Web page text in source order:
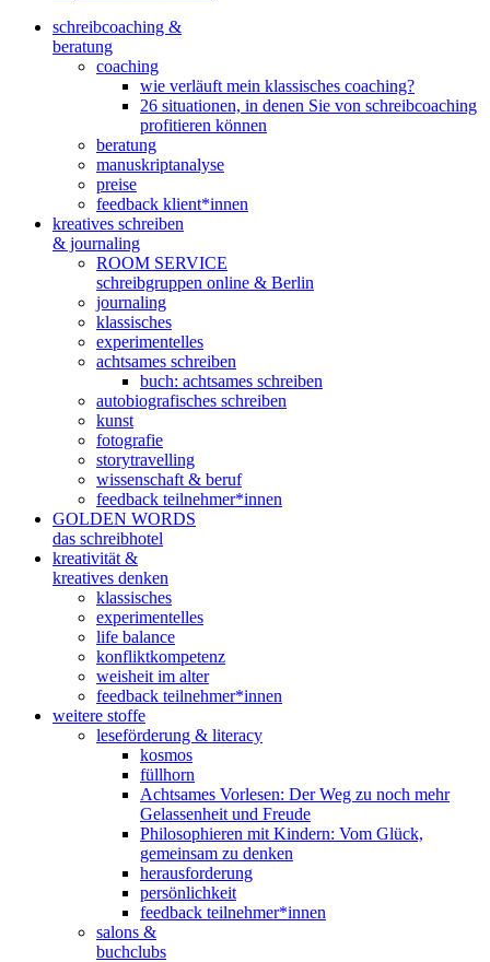
schreibcoaching &
beratung
coaching
wie verläuft mein klassisches coaching?
26 situationen, in denen Sie von schreibcoaching
profitieren können
beratung
manuskriptanalyse
preise
feedback klient*innen
kreatives schreiben
& journaling
ROOM SERVICE
schreibgruppen online & Berlin
journaling
klassisches
experimentelles
achtsames schreiben
buch: achtsames schreiben
autobiografisches schreiben
kunst
fotografie
storytravelling
wissenschaft & beruf
feedback teilnehmer*innen
GOLDEN WORDS
das schreibhotel
kreativität &
kreatives denken
klassisches
experimentelles
life balance
konfliktkompetenz
weisheit im alter
feedback teilnehmer*innen
weitere stoffe
leseförderung & literacy
kosmos
füllhorn
Achtsames Vorlesen: Der Weg zu noch mehr
Gelassenheit und Freude
Philosophieren mit Kindern: Vom Glück,
gemeinsam zu denken
herausforderung
persönlichkeit
feedback teilnehmer*innen
salons &
buchclubs